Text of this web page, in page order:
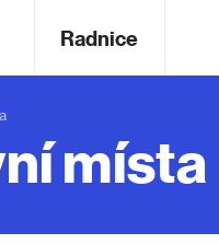
Radnice
místa